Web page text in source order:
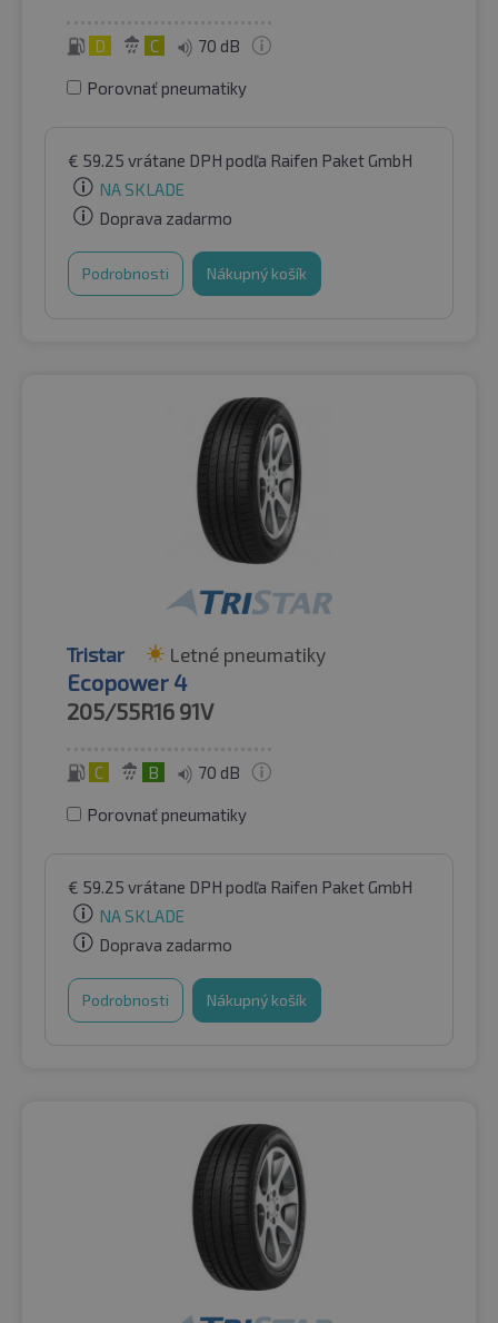
D C 70 dB
Porovnať pneumatiky
€ 59.25 vrátane DPH podľa Raifen Paket GmbH
NA SKLADE
Doprava zadarmo
Podrobnosti Nákupný košík
Tristar Letné pneumatiky
Ecopower 4
205/55R16 91V
C B 70 dB
Porovnať pneumatiky
€ 59.25 vrátane DPH podľa Raifen Paket GmbH
NA SKLADE
Doprava zadarmo
Podrobnosti Nákupný košík